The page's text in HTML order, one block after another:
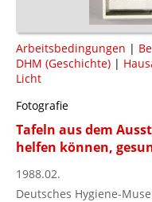
Arbeitsbedingungen |
DHM (Geschichte) |
Licht
Fotografie
Tafeln aus dem
helfen können,
1988.02.
Deutsches Hygiene-